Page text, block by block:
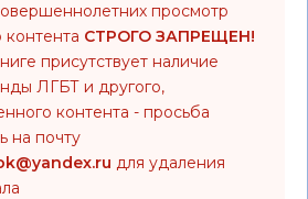
просмотр
контента СТРОГО ЗАПРЕЩЕН!
присутствует наличие
ЛГБТ и другого,
контента - просьба
на почту
для удаления